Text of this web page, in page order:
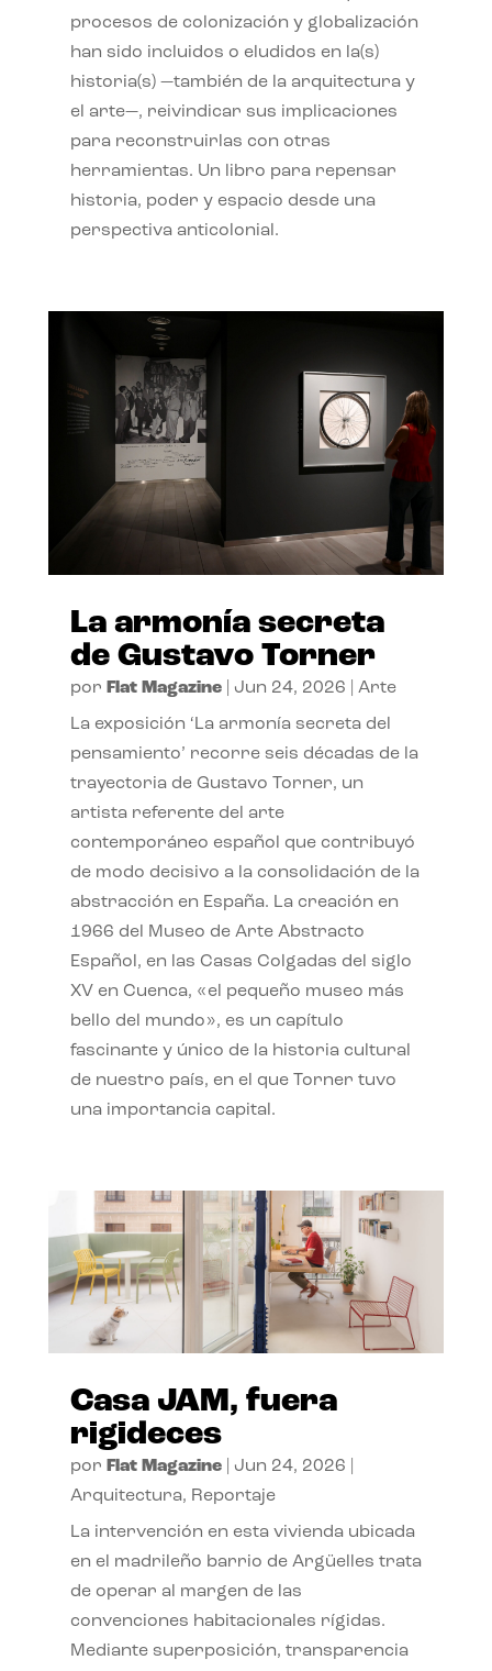
procesos de colonización y globalización
han sido incluidos o eludidos en la(s)
historia(s) —también de la arquitectura y
el arte—, reivindicar sus implicaciones
para reconstruirlas con otras
herramientas. Un libro para repensar
historia, poder y espacio desde una
perspectiva anticolonial.
La armonía secreta
de Gustavo Torner
por Flat Magazine| Jun 24, 2026 Arte
La exposición ‘La armonía secreta del
pensamiento’ recorre seis décadas de la
trayectoria de Gustavo Torner, un
artista referente del arte
contemporáneo español que contribuyó
de modo decisivo a la consolidación de la
abstracción en España. La creación en
1966 del Museo de Arte Abstracto
Español, en las Casas Colgadas del siglo
XV en Cuenca, «el pequeño museo más
bello del mundo», es un capítulo
fascinante y único de la historia cultural
de nuestro país, en el que Torner tuvo
una importancia capital.
Casa JAM, fuera
rigideces
por Flat Magazine| Jun 24, 2026
Arquitectura, Reportaje
La intervención en esta vivienda ubicada
en el madrileño barrio de Argüelles trata
de operar al margen de las
convenciones habitacionales rígidas.
Mediante superposición, transparencia